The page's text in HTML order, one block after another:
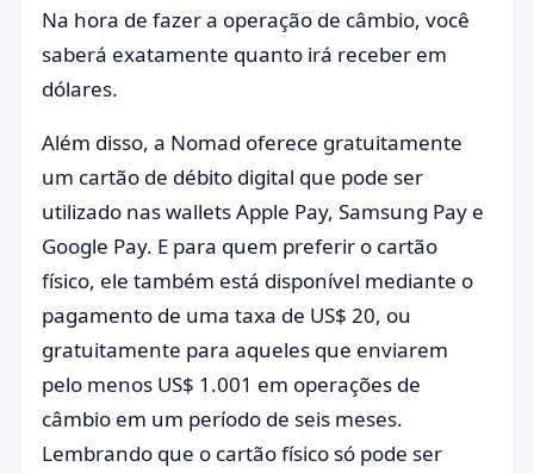
Na hora de fazer a operação de câmbio, você
saberá exatamente quanto irá receber em
dólares.
Além disso, a Nomad oferece gratuitamente
um cartão de débito digital que pode ser
utilizado nas wallets Apple Pay, Samsung Pay e
Google Pay. E para quem preferir o cartão
físico, ele também está disponível mediante o
pagamento de uma taxa de US$ 20, ou
gratuitamente para aqueles que enviarem
pelo menos US$ 1.001 em operações de
câmbio em um período de seis meses.
Lembrando que o cartão físico só pode ser